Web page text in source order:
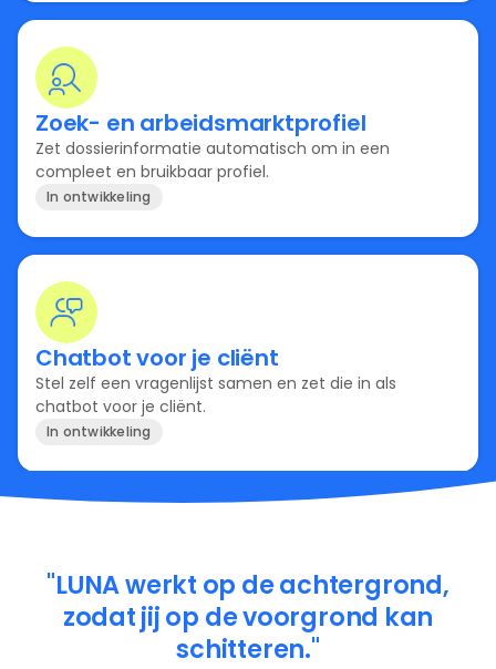
Zoek- en arbeidsmarktprofiel
Zet dossierinformatie automatisch om in een
compleet en bruikbaar profiel.
In ontwikkeling
Chatbot voor je cliënt
Stel zelf een vragenlijst samen en zet die in als
chatbot voor je cliënt.
In ontwikkeling
"LUNA werkt op de achtergrond,
zodat jij op de voorgrond kan
schitteren."